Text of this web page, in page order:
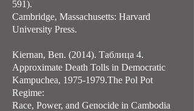
591).
Cambridge, Massachusetts: Harvard
University Press.
Kiernan, Ben. (2014). Таблица 4.
Approximate Death Tolls in Democratic
Kampuchea, 1975-1979.The Pol Pot
Regime:
Race, Power, and Genocide in Cambodia